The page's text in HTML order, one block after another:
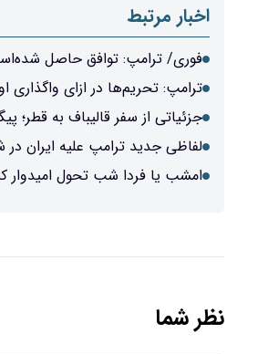
اخبار مرتبط
فوری/ ترامپ: توافق حاصل
ترامپ: تحریم‌ها در ازای واگذاری
جزئیاتی از سفر قالیباف به قطر؛ پیگیری آزادسازی 12 میلیارد دلار
لفاظی جدید ترامپ علیه ایران در
امشب یا فردا شب تحول امیدوار
نظر شما